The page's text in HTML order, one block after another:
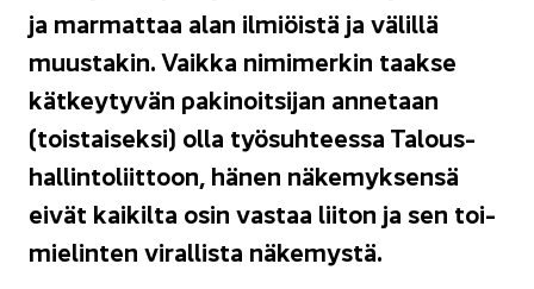
ja mar­mat­taa alan il­miöis­tä ja vä­lil­lä
muus­ta­kin. Vaik­ka ni­mi­mer­kin taak­se
kät­key­ty­vän pa­ki­noit­si­jan an­ne­taan
(tois­tai­sek­si) olla työ­suh­tees­sa Ta­lous­
hal­lin­to­liit­toon, hänen nä­ke­myk­sen­sä
eivät kai­kil­ta osin vas­taa lii­ton ja sen toi­
mie­lin­ten vi­ral­lis­ta nä­ke­mys­tä.